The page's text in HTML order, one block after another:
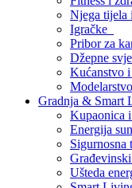
Njega tijela
Igračke
Pribor za
Džepne
Kućanstvo
Modelarstvo
Gradnja & Smart
Kupaonica
Energija
Sigurnosna
Ušteda